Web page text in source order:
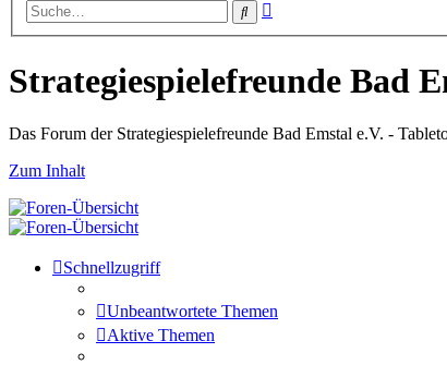
Suche
Strategiespielefreunde Bad
Das Forum der Strategiespielefreunde Bad Emstal e.V. -
Zum Inhalt
Schnellzugriff
Unbeantwortete Themen
Aktive Themen